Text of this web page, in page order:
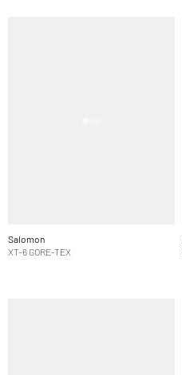
Salomon
XT-6 GORE-TEX